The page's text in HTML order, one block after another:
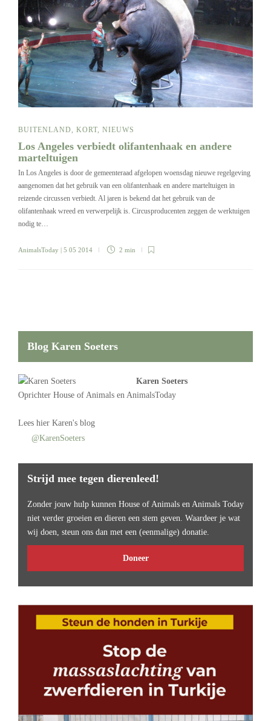
BUITENLAND, KORT, NIEUWS
Los Angeles verbiedt olifantenhaak en andere
marteltuigen
In Los Angeles is door de gemeenteraad afgelopen woensdag nieuwe regelgeving
aangenomen dat het gebruik van een olifantenhaak en andere marteltuigen in
reizende circussen verbiedt. Al jaren is bekend dat het gebruik van de
olifantenhaak wreed en verwerpelijk is. Circusproducenten zeggen de werktuigen
nodig te…
AnimalsToday | 5 05 2014 2 min
Blog Karen Soeters
Karen Soeters
Oprichter House of Animals en AnimalsToday
Lees hier Karen's blog
@KarenSoeters
Strijd mee tegen dierenleed!
Zonder jouw hulp kunnen House of Animals en Animals Today
niet verder groeien en dieren een stem geven. Waardeer je wat
wij doen, steun ons dan met een (eenmalige) donatie.
Doneer